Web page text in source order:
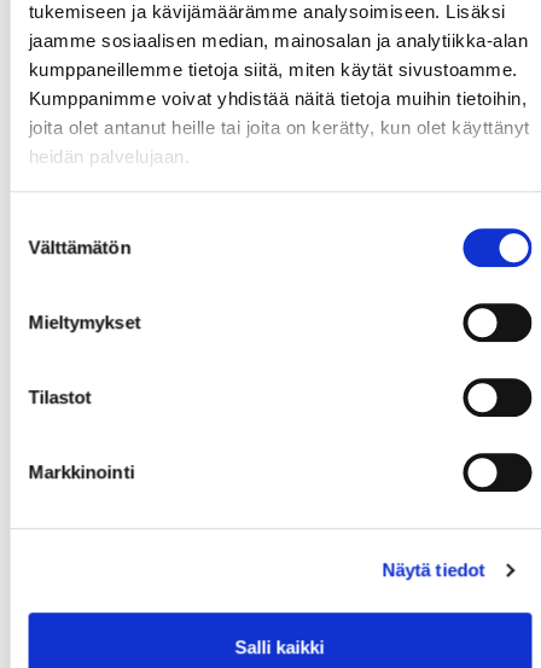
tukemiseen ja kävijämäärämme analysoimiseen. Lisäksi
jaamme sosiaalisen median, mainosalan ja analytiikka-alan
kumppaneillemme tietoja siitä, miten käytät sivustoamme.
Kumppanimme voivat yhdistää näitä tietoja muihin tietoihin,
joita olet antanut heille tai joita on kerätty, kun olet käyttänyt
heidän palvelujaan.
valinta
Välttämätön
Mieltymykset
Tilastot
Markkinointi
Näytä tiedot
Salli kaikki